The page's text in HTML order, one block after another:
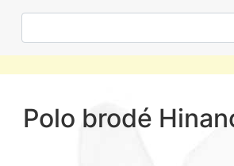
Polo brodé